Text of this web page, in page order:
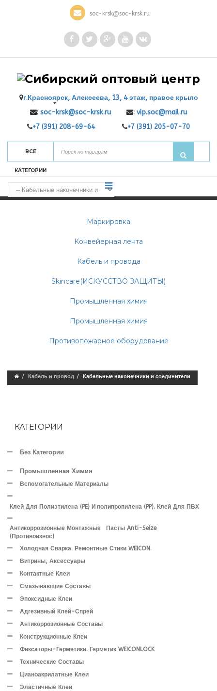
soc-krsk@soc-krsk.ru
г.Красноярск, Алексеева, 13, 4 этаж, правое крыло
: soc-krsk@soc-krsk.ru : vip.soc@mail.ru
+7 (391) 208-69-64
+7 (391) 205-07-70
ВСЕ
КАТЕГОРИИ
Маркировка
Конвейерная лента
Кабель и провода
Skincare(ИСКУССТВО ЗАЩИТЫ)
Промышленная химия
Промышленная химия
Противопожарное оборудование
Кабель и провод Кабельные наконечники и соединители
КАТЕГОРИИ
Без Категории
Промышленная Химия
Вспомогательные Материалы
Клей Для Полиэтилена (PE) И Полипропилена (PP). Клей Для ПВХ
Антикоррозионные Монтажные Пасты Anti-Seize
(противоизнос)
Холодная Сварка. Ремонтные Стики WEICON.
Витрины, Аксессуары
Контактные Клеи
Смазывающие Составы
Эпоксидные Клеи
Адгезивный Клей-Спрей
Антикоррозионные Составы
Конструкционные Клеи
Фиксаторы-Герметики. Герметик WEICONLOCK
Технические Составы
Цианоакрилатные Клеи
Эластичные Клеи